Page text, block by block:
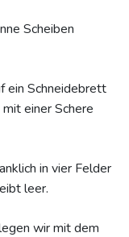
Scheiben
ein Schneidebrett
einer Schere
in vier Felder
leer.
wir mit dem